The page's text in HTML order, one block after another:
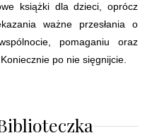
książki dla dzieci, oprócz
ważne przesłania o
pomaganiu oraz
po nie sięgnijcie.